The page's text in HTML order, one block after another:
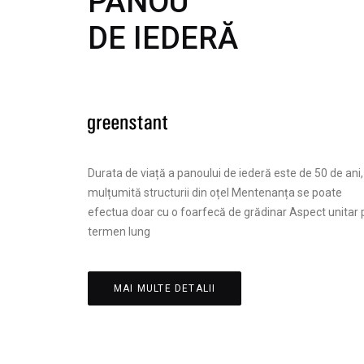
DE IEDERĂ
Durata de viață a panoului de iederă este de 50 de ani,
mulțumită structurii din oțel Mentenanța se poate
efectua doar cu o foarfecă de grădinar Aspect unitar
termen lung
MAI MULTE DETALII